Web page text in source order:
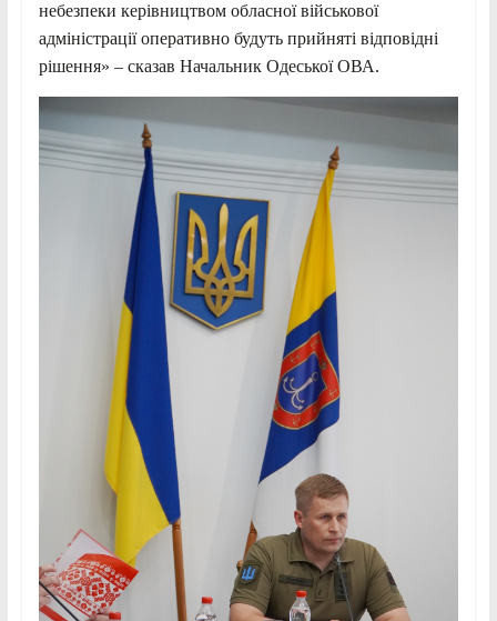
небезпеки керівництвом обласної військової
адміністрації оперативно будуть прийняті відповідні
рішення» – сказав Начальник Одеської ОВА.